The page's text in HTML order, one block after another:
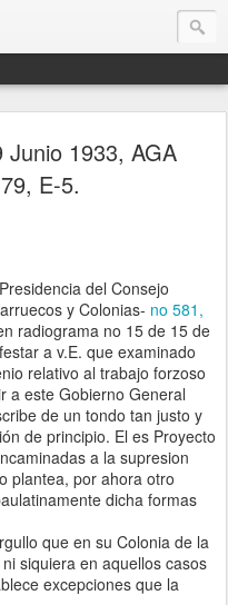
1933, AGA
E-5.
del Consejo
y Colonias- no 581,
radiograma no 15 de 15 de
a v.E. que examinado
relativo al trabajo forzoso
a este Gobierno General
de un tondo tan justo y
de principio. El es Proyecto
a la supresion
plantea, por ahora otro
dicha formas
que en su Colonia de la
siquiera en aquellos casos
excepciones que la